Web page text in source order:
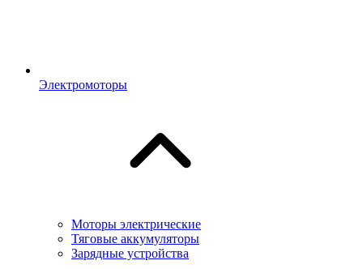
Электромоторы
Моторы электрические
Тяговые аккумуляторы
Зарядные устройства